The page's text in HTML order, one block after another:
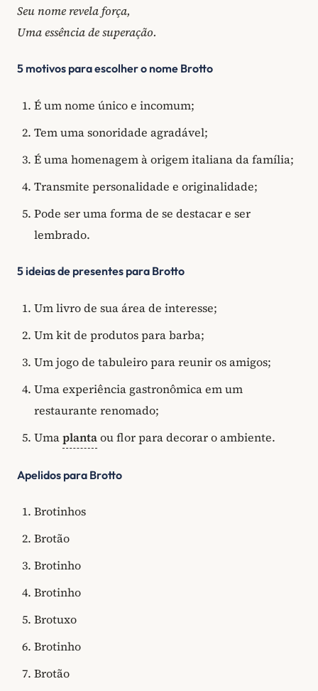
Seu nome revela força,
Uma essência de superação.
5 motivos para escolher o nome Brotto
É um nome único e incomum;
Tem uma sonoridade agradável;
É uma homenagem à origem italiana da família;
Transmite personalidade e originalidade;
Pode ser uma forma de se destacar e ser
lembrado.
5 ideias de presentes para Brotto
Um livro de sua área de interesse;
Um kit de produtos para barba;
Um jogo de tabuleiro para reunir os amigos;
Uma experiência gastronômica em um
restaurante renomado;
Umaplantaou flor para decorar o ambiente.
Apelidos para Brotto
Brotinhos
Brotão
Brotinho
Brotinho
Brotuxo
Brotinho
Brotão